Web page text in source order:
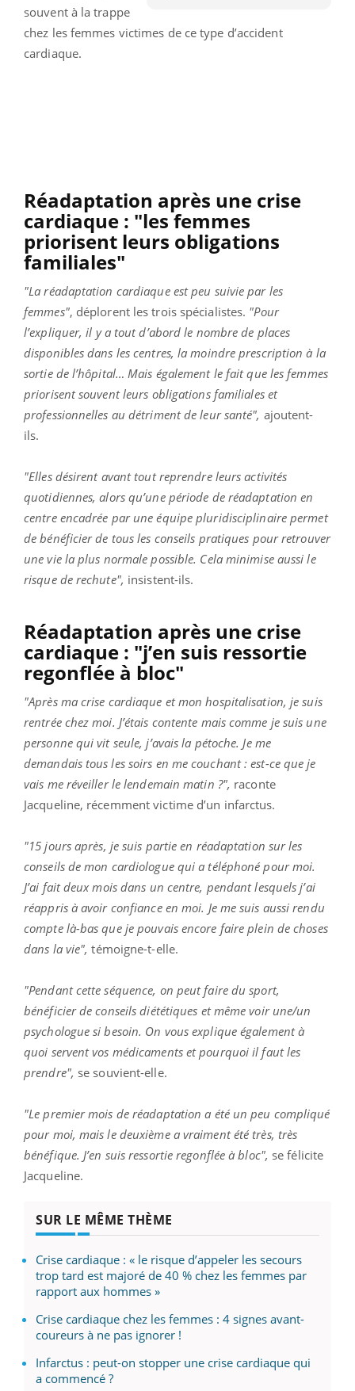
souvent à la trappe
chez les femmes victimes de ce type d’accident
cardiaque.
Réadaptation après une crise
cardiaque : "les femmes
priorisent leurs obligations
familiales"
"La réadaptation cardiaque est peu suivie par les
femmes", déplorent les trois spécialistes. "Pour
l’expliquer, il y a tout d’abord le nombre de places
disponibles dans les centres, la moindre prescription à la
sortie de l’hôpital… Mais également le fait que les femmes
priorisent souvent leurs obligations familiales et
professionnelles au détriment de leur santé", ajoutent-
ils.
"Elles désirent avant tout reprendre leurs activités
quotidiennes, alors qu’une période de réadaptation en
centre encadrée par une équipe pluridisciplinaire permet
de bénéficier de tous les conseils pratiques pour retrouver
une vie la plus normale possible. Cela minimise aussi le
risque de rechute", insistent-ils.
Réadaptation après une crise
cardiaque : "j’en suis ressortie
regonflée à bloc"
"Après ma crise cardiaque et mon hospitalisation, je suis
rentrée chez moi. J’étais contente mais comme je suis une
personne qui vit seule, j’avais la pétoche. Je me
demandais tous les soirs en me couchant : est-ce que je
vais me réveiller le lendemain matin ?", raconte
Jacqueline, récemment victime d’un infarctus.
"15 jours après, je suis partie en réadaptation sur les
conseils de mon cardiologue qui a téléphoné pour moi.
J’ai fait deux mois dans un centre, pendant lesquels j’ai
réappris à avoir confiance en moi. Je me suis aussi rendu
compte là-bas que je pouvais encore faire plein de choses
dans la vie", témoigne-t-elle.
"Pendant cette séquence, on peut faire du sport,
bénéficier de conseils diététiques et même voir une/un
psychologue si besoin. On vous explique également à
quoi servent vos médicaments et pourquoi il faut les
prendre", se souvient-elle.
"Le premier mois de réadaptation a été un peu compliqué
pour moi, mais le deuxième a vraiment été très, très
bénéfique. J’en suis ressortie regonflée à bloc", se félicite
Jacqueline.
SUR LE MÊME THÈME
Crise cardiaque : « le risque d’appeler les secours
trop tard est majoré de 40 % chez les femmes par
rapport aux hommes »
Crise cardiaque chez les femmes : 4 signes avant-
coureurs à ne pas ignorer !
Infarctus : peut-on stopper une crise cardiaque qui
a commencé ?